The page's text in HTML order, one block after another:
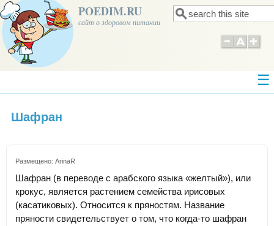
POEDIM.RU
сайт о здоровом питании Форма поиска
Поиск
Шафран
Размещено: ArinaR
Шафран (в переводе с арабского языка «желтый»), или
крокус, является растением семейства ирисовых
(касатиковых). Относится к пряностям. Название
пряности свидетельствует о том, что когда-то шафран